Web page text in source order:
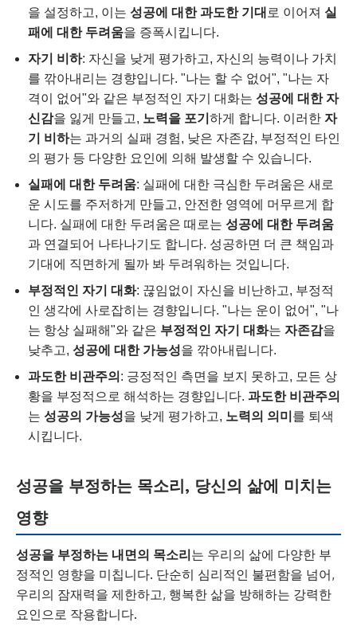
을 설정하고, 이는 성공에 대한 과도한 기대 로 이어져 실
패에 대한 두려움을 증폭시킵니다.
자기 비하: 자신을 낮게 평가하고, 자신의 능력이나 가치
를 깎아내리는 경향입니다. "나는 할 수 없어", "나는 자
격이 없어"와 같은 부정적인 자기 대화는 성공에 대한 자
신감을 잃게 만들고, 노력을 포기 하게 합니다. 이러한 자
기 비하는 과거의 실패 경험, 낮은 자존감, 부정적인 타인
의 평가 등 다양한 요인에 의해 발생할 수 있습니다.
실패에 대한 두려움: 실패에 대한 극심한 두려움은 새로
운 시도를 주저하게 만들고, 안전한 영역에 머무르게 합
니다. 실패에 대한 두려움은 때로는 성공에 대한 두려움
과 연결되어 나타나기도 합니다. 성공하면 더 큰 책임과
기대에 직면하게 될까 봐 두려워하는 것입니다.
부정적인 자기 대화: 끊임없이 자신을 비난하고, 부정적
인 생각에 사로잡히는 경향입니다. "나는 운이 없어", "나
는 항상 실패해"와 같은 부정적인 자기 대화는 자존감을
낮추고, 성공에 대한 가능성을 깎아내립니다.
과도한 비관주의 : 긍정적인 측면을 보지 못하고, 모든 상
황을 부정적으로 해석하는 경향입니다. 과도한 비관주의
는 성공의 가능성을 낮게 평가하고, 노력의 의미 를 퇴색
시킵니다.
성공을 부정하는 목소리, 당신의 삶에 미치는
영향
성공을 부정하는 내면의 목소리는 우리의 삶에 다양한 부
정적인 영향을 미칩니다. 단순히 심리적인 불편함을 넘어,
우리의 잠재력을 제한하고, 행복한 삶을 방해하는 강력한
요인으로 작용합니다.